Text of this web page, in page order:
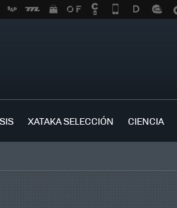
XATAKA SELECCIÓN CIENCIA